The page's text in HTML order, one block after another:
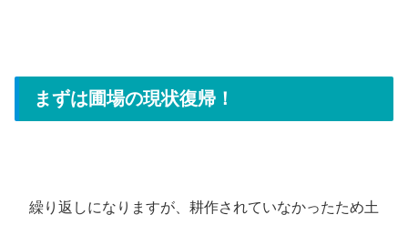
まずは圃場の現状復帰！
繰り返しになりますが、耕作されていなかったため土